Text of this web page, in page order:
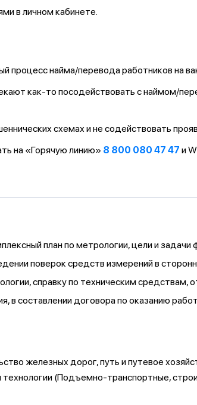
в личном кабинете.
найма/перевода работников на
как-то посодействовать с наймом/
схемах и не содействовать
на «Горячую линию» 8 800 080 47 47 и
план по метрологии, цели и
поверок средств измерений в
справку по техническим средствам,
в составлении договора по оказанию работ
железных дорог, путь и путевое
технологии (Подъемно-транспортные,